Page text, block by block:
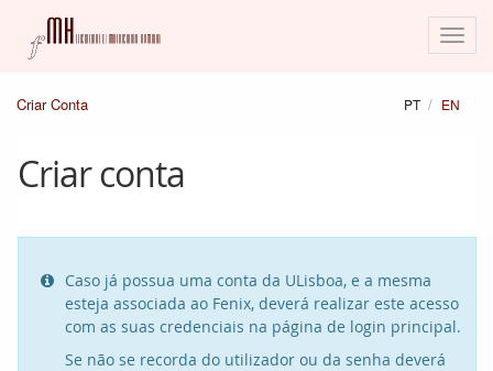
Criar Conta PT EN
Criar conta

Caso já possua uma conta da ULisboa, e a mesma
esteja associada ao Fenix, deverá realizar este acesso
com as suas credenciais na página de login principal.
Se não se recorda do utilizador ou da senha deverá